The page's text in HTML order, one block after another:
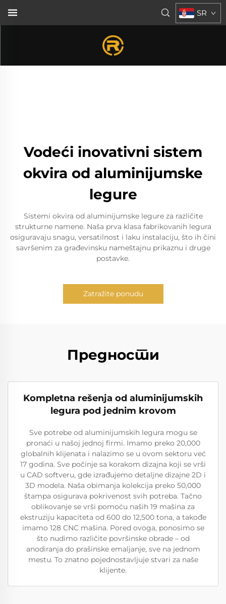
SR
Vodeći inovativni sistem
okvira od aluminijumske
legure
Sistemi okvira od aluminijumske legure za različite
strukturne namene. Naša prva klasa fabrikovanih legura
osiguravaju snagu, versatilnost i laku instalaciju, što ih čini
savršenim za građevinsku nameštajnu prikaznu i druge
postavke.
Zatražite ponudu
Предности
Kompletna rešenja od aluminijumskih
legura pod jednim krovom
Sve potrebe od aluminijumskih legura mogu se
pronaći u našoj jednoj firmi. Imamo preko 20,000
globalnih klijenata i nalazimo se u ovom sektoru već
17 godina. Sve počinje sa korakom dizajna koji se vrši
u CAD softveru, gde izrađujemo detaljne dizajne 2D i
3D modela. Naša obimanja kolekcija preko 50,000
štampa osigurava pokrivenost svih potreba. Tačno
oblikovanje se vrši pomoću naših 19 mašina za
ekstruziju kapaciteta od 600 do 12,500 tona, a takođe
imamo 128 CNC mašina. Pored ovoga, ponosimo se
što nudimo različite površinske obrade – od
anodiranja do prašinske emaljanje, sve na jednom
mestu. To znatno pojednostavljuje stvari za naše
klijente.